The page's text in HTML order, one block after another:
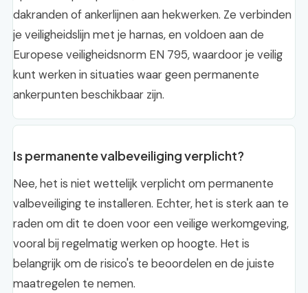
dakranden of ankerlijnen aan hekwerken. Ze verbinden
je veiligheidslijn met je harnas, en voldoen aan de
Europese veiligheidsnorm EN 795, waardoor je veilig
kunt werken in situaties waar geen permanente
ankerpunten beschikbaar zijn.
Is permanente valbeveiliging verplicht?
Nee, het is niet wettelijk verplicht om permanente
valbeveiliging te installeren. Echter, het is sterk aan te
raden om dit te doen voor een veilige werkomgeving,
vooral bij regelmatig werken op hoogte. Het is
belangrijk om de risico's te beoordelen en de juiste
maatregelen te nemen.